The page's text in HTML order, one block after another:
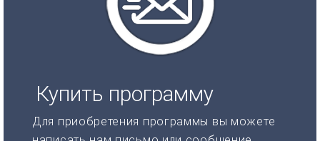
Купить программу
Для приобретения программы вы можете